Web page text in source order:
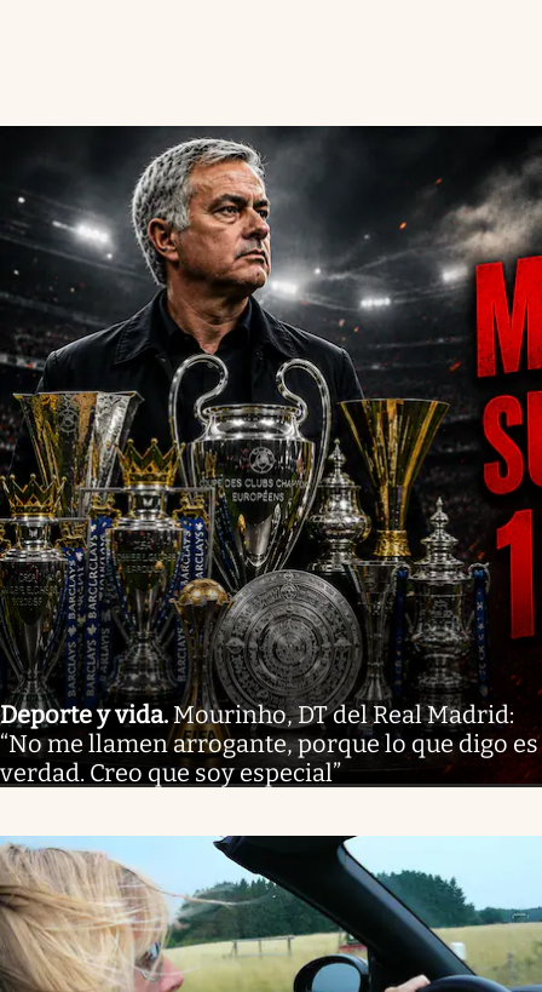
Deporte y vida.Mourinho, DT del Real Madrid:
“No me llamen arrogante, porque lo que digo es
verdad. Creo que soy especial”